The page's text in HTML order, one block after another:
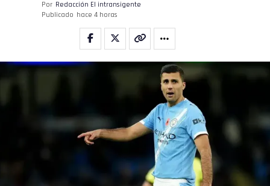
Por Redacción El intransigente
Publicado hace 4 horas